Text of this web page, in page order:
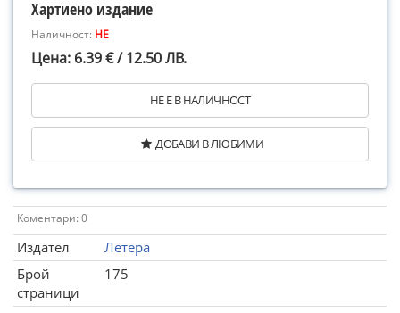
Хартиено издание
Наличност: НЕ
Цена: 6.39 € / 12.50 ЛВ.
НЕ Е В НАЛИЧНОСТ
ДОБАВИ В ЛЮБИМИ
Коментари: 0
Издател
Летера
Брой
страници
175